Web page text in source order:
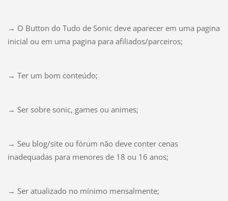
→ O Button do Tudo de Sonic deve aparecer em uma pagina
inicial ou em uma pagina para afiliados/parceiros;
→ Ter um bom conteúdo;
→ Ser sobre sonic, games ou animes;
→ Seu blog/site ou fórum não deve conter cenas
inadequadas para menores de 18 ou 16 anos;
→ Ser atualizado no mínimo mensalmente;